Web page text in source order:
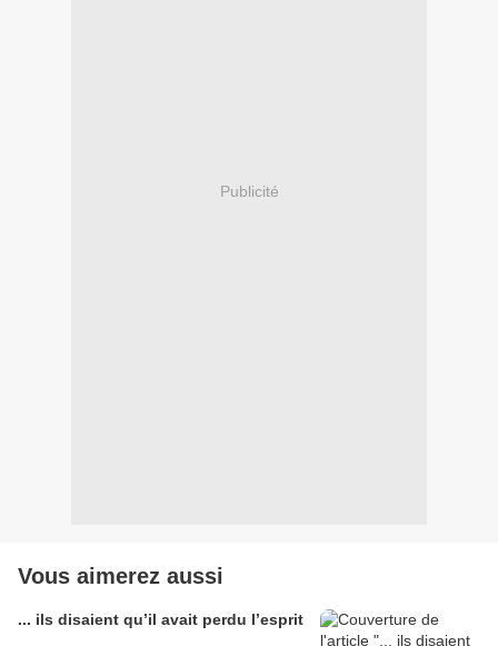
Publicité
Vous aimerez aussi
... ils disaient qu’il avait perdu l’esprit